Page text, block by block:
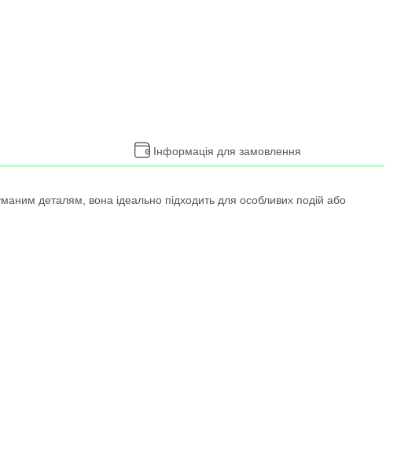
Інформація для замовлення
деталям, вона ідеально підходить для особливих подій або